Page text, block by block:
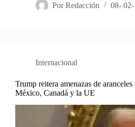
Por Redacción 08-
Internacional
Trump reitera amenazas de aranceles
México, Canadá y la UE